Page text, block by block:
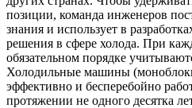
позиции, команда инженеров
знания и использует в
решения в сфере холода. При
обязательном порядке
Холодильные машины
эффективно и бесперебойно
протяжении не одного десятка